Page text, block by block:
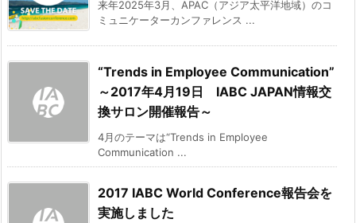
来年2025年3月、APAC（アジア太平洋地域）のコ
ミュニケーターカンファレンス ...
“Trends in Employee Communication”
～2017年4月19日 IABC JAPAN情報交
換サロン開催報告～
4月のテーマは“Trends in Employee
Communication ...
2017 IABC World Conference報告会を
実施しました